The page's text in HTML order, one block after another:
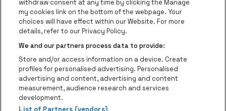
Instagram
Facebook
Threads
TiktokYoutube
Be•at Tickets fait partie de be•at
be•at Tickets
Schijnpoortweg 119, 2170 Anvers
Be-At Venues
Schijnpoortweg 119, 2170 Anvers
BTW (BE) 0461.051.688 - RPR Antwerpen
BNP Paribas Fortis - IBAN: BE93 2200 4925 0067 - BIC:
withdraw consent at any time by clicking the Manage
my cookies link on the bottom of the webpage. Your
choices will have effect within our Website. For more
details, refer to our Privacy Policy.
We and our partners process data to provide:
Store and/or access information on a device. Create
profiles for personalised advertising. Personalised
advertising and content, advertising and content
measurement, audience research and services
development.
List of Partners (vendors)